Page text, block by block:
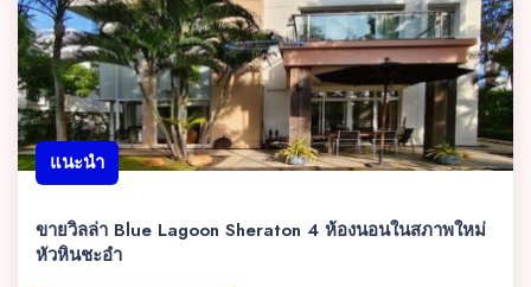
แนะนำ
ขายวิลล่า Blue Lagoon Sheraton 4 ห้องนอนในสภาพใหม่
หัวหินชะอำ